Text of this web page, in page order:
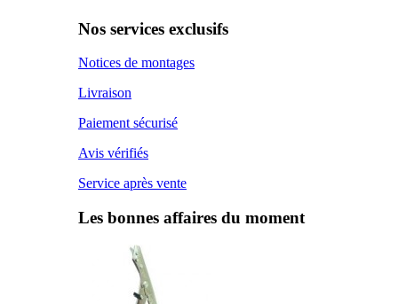
Nos services exclusifs
Notices de montages
Livraison
Paiement sécurisé
Avis vérifiés
Service après vente
Les bonnes affaires du moment